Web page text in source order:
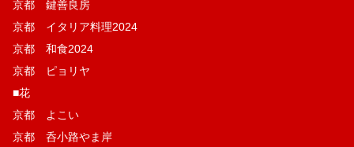
京都 鍵善良房
京都 イタリア料理2024
京都 和食2024
京都 ピョリヤ
■花
京都 よこい
京都 呑小路やま岸